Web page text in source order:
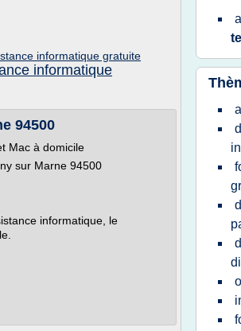
informatique gratuite
informatique
94500
Mac à domicile
sur Marne 94500
informatique, le